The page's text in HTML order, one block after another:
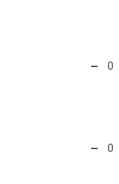
0
0